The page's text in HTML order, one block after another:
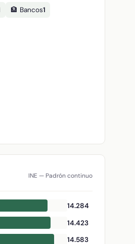
🏦 Bancos1
INE — Padrón continuo
14.284
14.423
14.583